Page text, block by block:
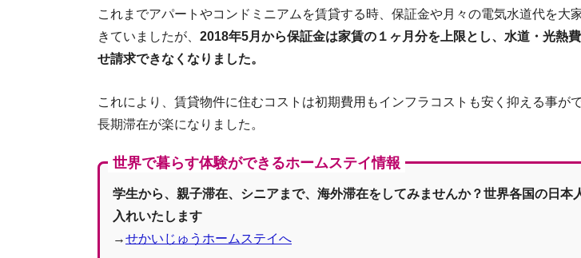
タイの就労体験談
【タ
これまでアパートやコンドミニアムを賃貸する時、保証金や月々の電気水道代を大
きていましたが、 2018年5月から保証金は家賃の１ヶ月分を上限とし、水道・光熱
せ請求できなくなりました。
これにより、賃貸物件に住むコストは初期費用もインフラコストも安く抑える事が
長期滞在が楽になりました。
世界で暮らす体験ができるホームステイ情報
学生から、親子滞在、シニアまで、海外滞在をしてみませんか？世界各国の日本
入れいたします
→せかいじゅうホームステイへ